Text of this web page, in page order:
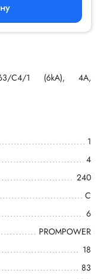
63/C4/1 (6kA), 4A,
1
4
240
C
6
PROMPOWER
18
83